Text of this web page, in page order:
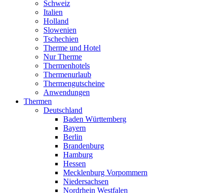
Schweiz
Italien
Holland
Slowenien
Tschechien
Therme und Hotel
Nur Therme
Thermenhotels
Thermenurlaub
Thermengutscheine
Anwendungen
Thermen
Deutschland
Baden Württemberg
Bayern
Berlin
Brandenburg
Hamburg
Hessen
Mecklenburg Vorpommern
Niedersachsen
Nordrhein Westfalen